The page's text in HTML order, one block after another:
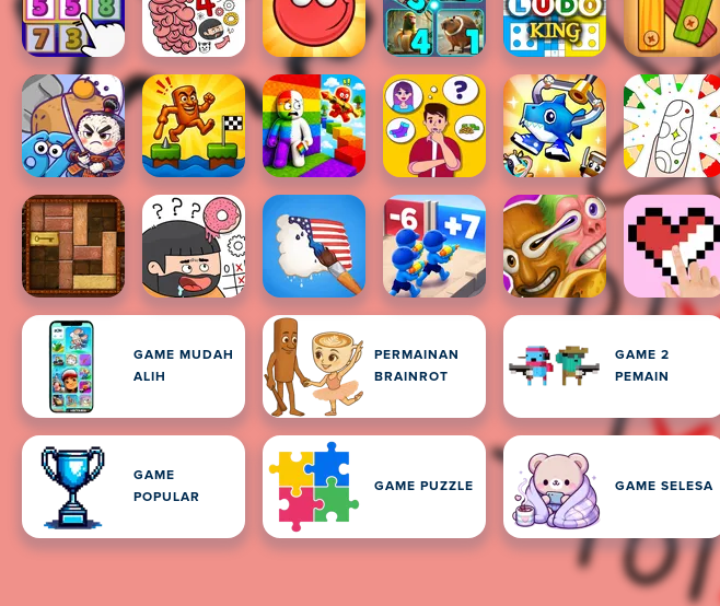
GAME MUDAH
ALIH
PERMAINAN
BRAINROT
GAME 2
PEMAIN
GAME
POPULAR
GAME PUZZLE GAME SELESA